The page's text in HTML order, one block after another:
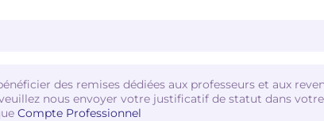
des remises dédiées aux professeurs et aux
nous envoyer votre justificatif de statut dans
Compte Professionnel